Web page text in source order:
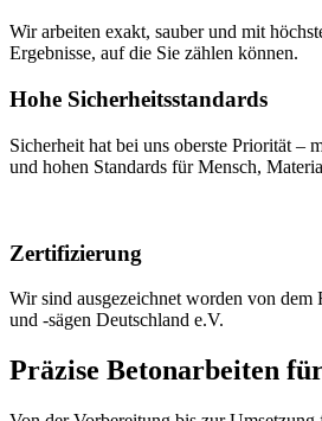
Wir arbeiten exakt, sauber und mit
Ergebnisse, auf die Sie zählen können.
Hohe Sicherheitsstandards
Sicherheit hat bei uns oberste Priorität –
und hohen Standards für Mensch,
Zertifizierung
Wir sind ausgezeichnet worden von dem
und -sägen Deutschland e.V.
Präzise Betonarbeiten